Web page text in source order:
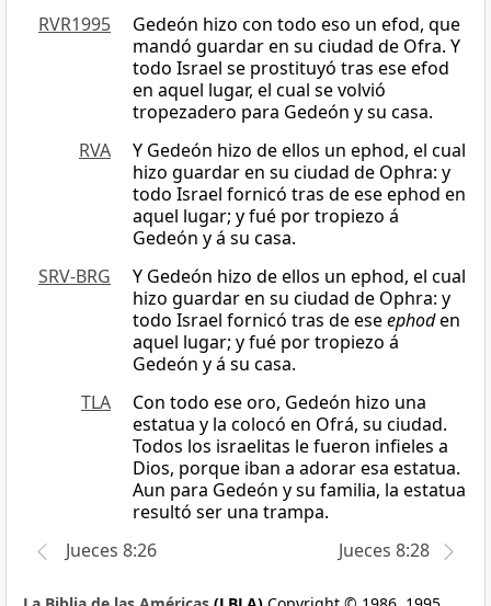
RVR1995
Gedeón hizo con todo eso un efod, que
mandó guardar en su ciudad de Ofra. Y
todo Israel se prostituyó tras ese efod
en aquel lugar, el cual se volvió
tropezadero para Gedeón y su casa.
RVA
Y Gedeón hizo de ellos un ephod, el cual
hizo guardar en su ciudad de Ophra: y
todo Israel fornicó tras de ese ephod en
aquel lugar; y fué por tropiezo á
Gedeón y á su casa.
SRV-BRG
Y Gedeón hizo de ellos un ephod, el cual
hizo guardar en su ciudad de Ophra: y
todo Israel fornicó tras de eseephoden
aquel lugar; y fué por tropiezo á
Gedeón y á su casa.
TLA
Con todo ese oro, Gedeón hizo una
estatua y la colocó en Ofrá, su ciudad.
Todos los israelitas le fueron infieles a
Dios, porque iban a adorar esa estatua.
Aun para Gedeón y su familia, la estatua
resultó ser una trampa.
Jueces 8:26
Jueces 8:28